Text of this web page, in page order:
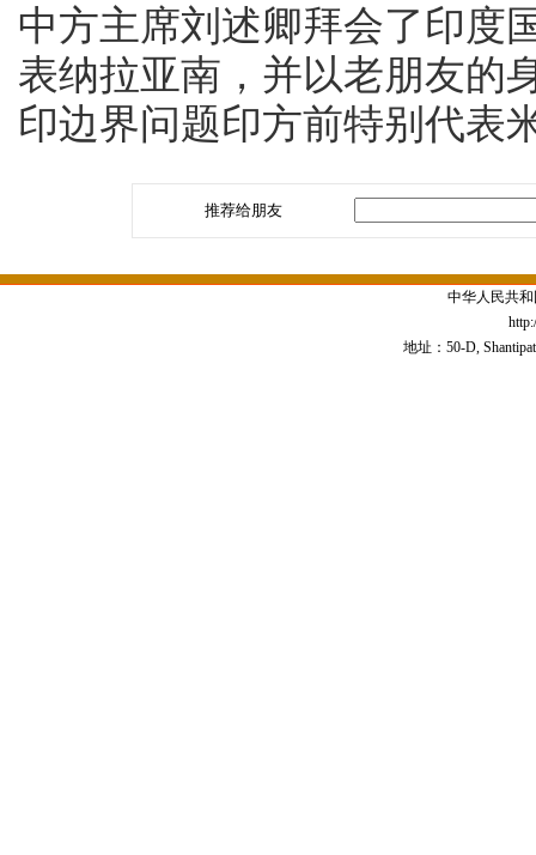
中方主席刘述卿拜会了印度
表纳拉亚南，并以老朋友的
印边界问题印方前特别代表
推荐给朋友
中华人民共
地址：50-D,